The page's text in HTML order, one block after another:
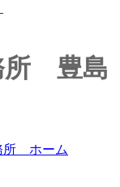
所 豊島
所 ホーム